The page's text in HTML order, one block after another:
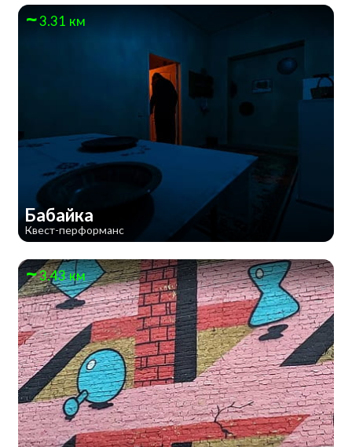
3.31 км
Бабайка
Квест-перформанс
3.43 км